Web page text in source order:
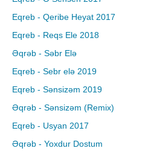
Eqreb - Qeribe Heyat 2017
Eqreb - Reqs Ele 2018
Əqrəb - Səbr Elə
Eqreb - Sebr elə 2019
Eqreb - Sənsizəm 2019
Əqrəb - Sənsizəm (Remix)
Eqreb - Usyan 2017
Əqrəb - Yoxdur Dostum